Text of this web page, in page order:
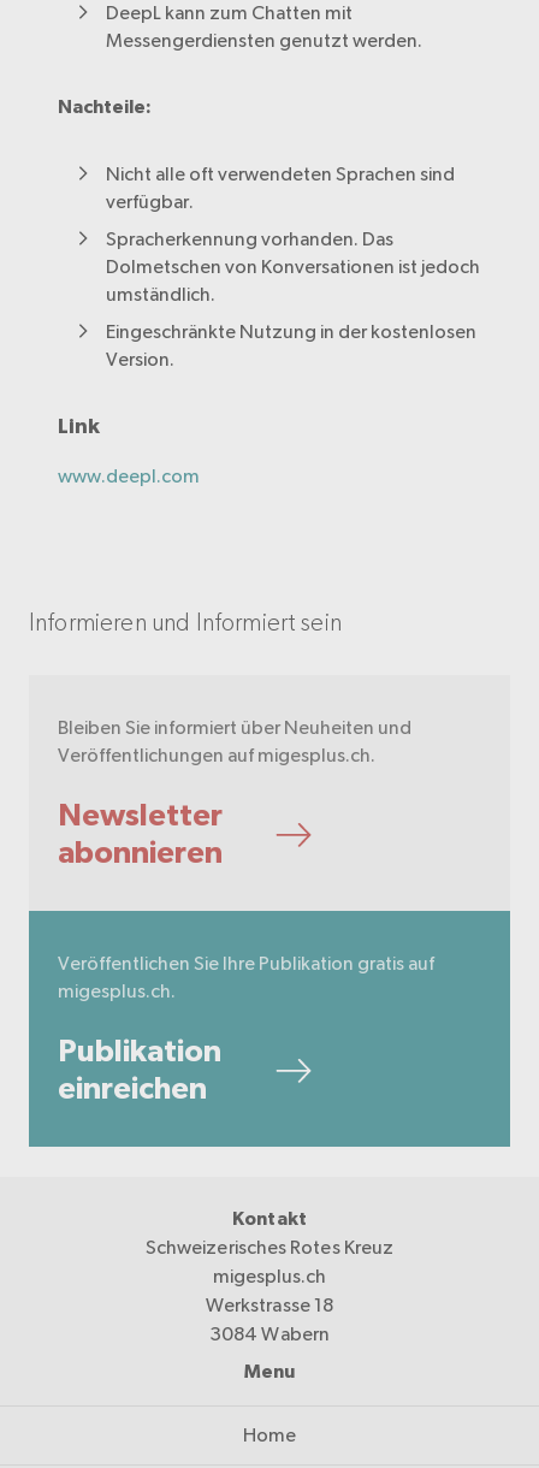
DeepL kann zum Chatten mit
Messengerdiensten genutzt werden.
Nachteile:
Nicht alle oft verwendeten Sprachen sind
verfügbar.
Spracherkennung vorhanden. Das
Dolmetschen von Konversationen ist jedoch
umständlich.
Eingeschränkte Nutzung in der kostenlosen
Version.
Link
www.deepl.com
Informieren und Informiert sein
Bleiben Sie informiert über Neuheiten und
Veröffentlichungen auf migesplus.ch.
Newsletter
abonnieren
Veröffentlichen Sie Ihre Publikation gratis auf
migesplus.ch.
Publikation
einreichen
Kontakt
Schweizerisches Rotes Kreuz
migesplus.ch
Werkstrasse 18
3084 Wabern
Menu
Home